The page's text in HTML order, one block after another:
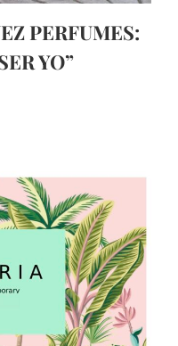
PERFUMES:
YO”